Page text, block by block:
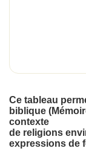
Ce tableau
biblique
contexte
de religions
expressions de